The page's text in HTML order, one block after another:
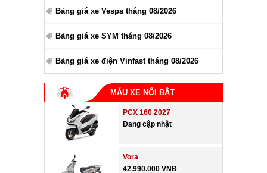
Bảng giá xe Vespa tháng 08/2026
Bảng giá xe SYM tháng 08/2026
Bảng giá xe điện Vinfast tháng 08/2026
MẪU XE NỔI BẬT
PCX 160 2027
Đang cập nhật
Vora
42.990.000 VNĐ